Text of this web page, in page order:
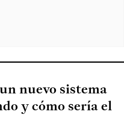
nuevo sistema
y cómo sería el